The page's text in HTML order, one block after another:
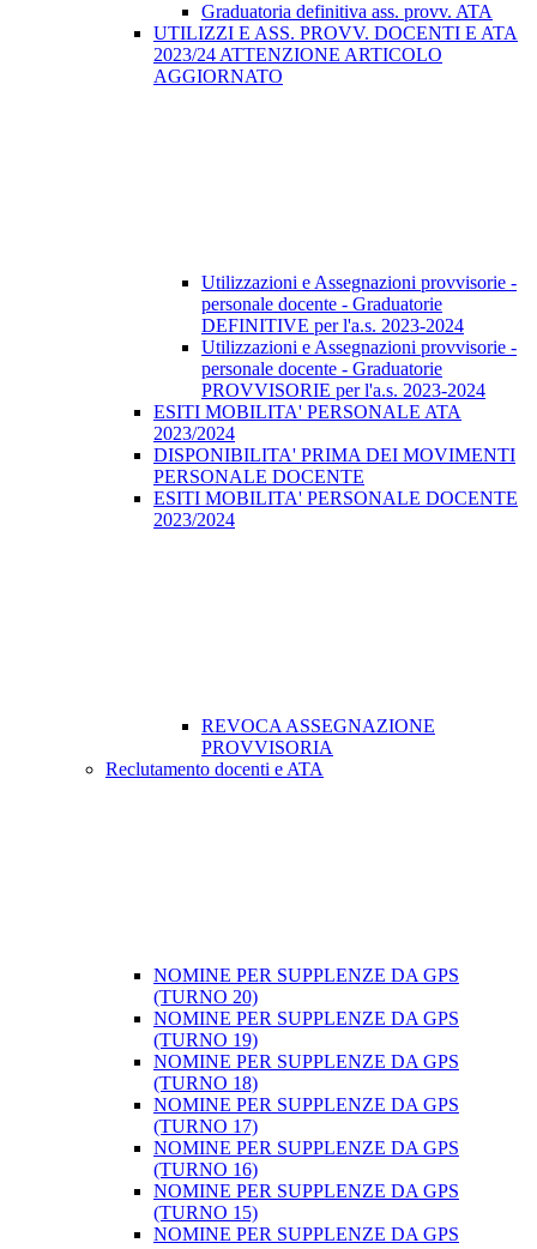
Graduatoria definitiva ass. provv. ATA
UTILIZZI E ASS. PROVV. DOCENTI E ATA
2023/24 ATTENZIONE ARTICOLO
AGGIORNATO
Utilizzazioni e Assegnazioni provvisorie -
personale docente - Graduatorie
DEFINITIVE per l'a.s. 2023-2024
Utilizzazioni e Assegnazioni provvisorie -
personale docente - Graduatorie
PROVVISORIE per l'a.s. 2023-2024
ESITI MOBILITA' PERSONALE ATA
2023/2024
DISPONIBILITA' PRIMA DEI MOVIMENTI
PERSONALE DOCENTE
ESITI MOBILITA' PERSONALE DOCENTE
2023/2024
REVOCA ASSEGNAZIONE
PROVVISORIA
Reclutamento docenti e ATA
NOMINE PER SUPPLENZE DA GPS
(TURNO 20)
NOMINE PER SUPPLENZE DA GPS
(TURNO 19)
NOMINE PER SUPPLENZE DA GPS
(TURNO 18)
NOMINE PER SUPPLENZE DA GPS
(TURNO 17)
NOMINE PER SUPPLENZE DA GPS
(TURNO 16)
NOMINE PER SUPPLENZE DA GPS
(TURNO 15)
NOMINE PER SUPPLENZE DA GPS